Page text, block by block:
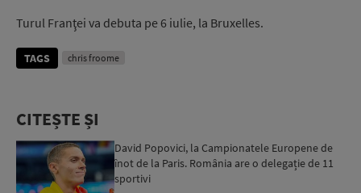
Turul Franţei va debuta pe 6 iulie, la Bruxelles.
TAGS chris froome
CITEȘTE ȘI
David Popovici, la Campionatele Europene de
înot de la Paris. România are o delegație de 11
sportivi